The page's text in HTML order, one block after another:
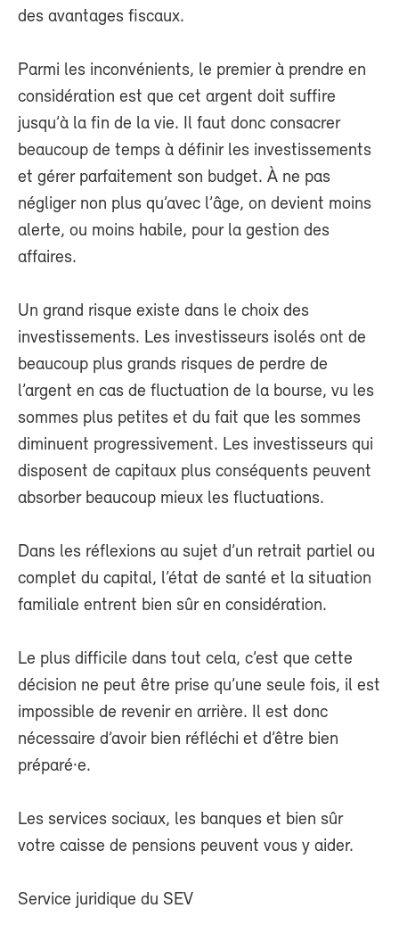
des avantages fiscaux.
Parmi les inconvénients, le premier à prendre en
considération est que cet argent doit suffire
jusqu’à la fin de la vie. Il faut donc consacrer
beaucoup de temps à définir les investissements
et gérer parfaitement son budget. À ne pas
négliger non plus qu’avec l’âge, on devient moins
alerte, ou moins habile, pour la gestion des
affaires.
Un grand risque existe dans le choix des
investissements. Les investisseurs isolés ont de
beaucoup plus grands risques de perdre de
l’argent en cas de fluctuation de la bourse, vu les
sommes plus petites et du fait que les sommes
diminuent progressivement. Les investisseurs qui
disposent de capitaux plus conséquents peuvent
absorber beaucoup mieux les fluctuations.
Dans les réflexions au sujet d’un retrait partiel ou
complet du capital, l’état de santé et la situation
familiale entrent bien sûr en considération.
Le plus difficile dans tout cela, c’est que cette
décision ne peut être prise qu’une seule fois, il est
impossible de revenir en arrière. Il est donc
nécessaire d’avoir bien réfléchi et d’être bien
préparé·e.
Les services sociaux, les banques et bien sûr
votre caisse de pensions peuvent vous y aider.
Service juridique du SEV